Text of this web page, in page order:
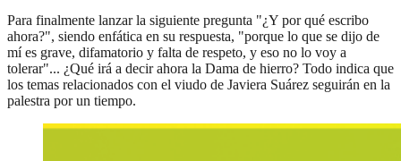
Para finalmente lanzar la siguiente pregunta "¿Y por qué escribo
ahora?", siendo enfática en su respuesta, "porque lo que se dijo de
mí es grave, difamatorio y falta de respeto, y eso no lo voy a
tolerar"... ¿Qué irá a decir ahora la Dama de hierro? Todo indica que
los temas relacionados con el viudo de Javiera Suárez seguirán en la
palestra por un tiempo.